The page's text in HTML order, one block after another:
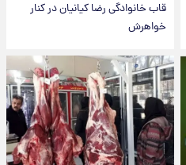
قاب خانوادگی رضا کیانیان در کنار
خواهرش